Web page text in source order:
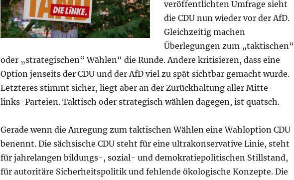
veröffentlichten Umfrage sieht
die CDU nun wieder vor der AfD.
Gleichzeitig machen
Überlegungen zum „taktischen“
oder „strategischen“ Wählen“ die Runde. Andere kritisieren, dass eine
Option jenseits der CDU und der AfD viel zu spät sichtbar gemacht wurde.
Letzteres stimmt sicher, liegt aber an der Zurückhaltung aller Mitte-
links-Parteien. Taktisch oder strategisch wählen dagegen, ist quatsch.
Gerade wenn die Anregung zum taktischen Wählen eine Wahloption CDU
benennt. Die sächsische CDU steht für eine ultrakonservative Linie, steht
für jahrelangen bildungs-, sozial- und demokratiepolitischen Stillstand,
für autoritäre Sicherheitspolitik und fehlende ökologische Konzepte. Die